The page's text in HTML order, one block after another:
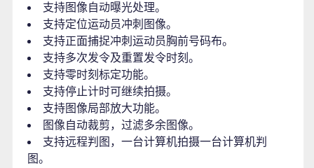
支持图像自动曝光处理。
支持定位运动员冲刺图像。
支持正面捕捉冲刺运动员胸前号码布。
支持多次发令及重置发令时刻。
支持零时刻标定功能。
支持停止计时可继续拍摄。
支持图像局部放大功能。
图像自动裁剪，过滤多余图像。
支持远程判图，一台计算机拍摄一台计算机判
图。